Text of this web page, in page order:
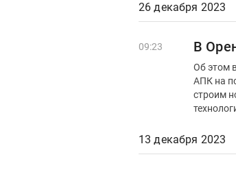
26 декабря 2023
09:23 В
Об этом
АПК на подъеме. "Мы не просто возрождаем
строим
13 декабря 2023